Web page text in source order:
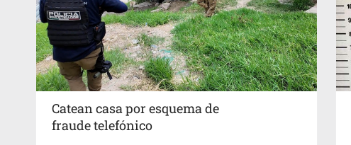
Catean casa por esquema de
fraude telefónico